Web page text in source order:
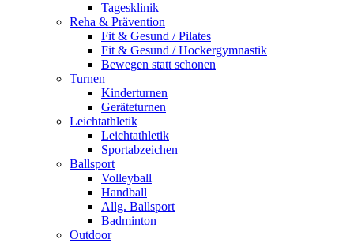
Tagesklinik
Reha & Prävention
Fit & Gesund / Pilates
Fit & Gesund / Hockergymnastik
Bewegen statt schonen
Turnen
Kinderturnen
Geräteturnen
Leichtathletik
Leichtathletik
Sportabzeichen
Ballsport
Volleyball
Handball
Allg. Ballsport
Badminton
Outdoor